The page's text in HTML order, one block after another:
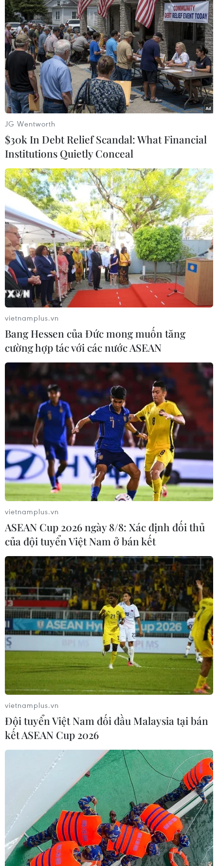
Nga: UAV thả chất nổ gây cháy một trạm
điện tại tỉnh Belgorod
05/06/2023 01:00
Một trạm điện tại tỉnh Belgorod của Nga đã bốc cháy
với nguyên nhân được xác định là do chất nổ được thả
từ một máy bay không người lái.
UAV tấn công 2 nhà máy lọc dầu tại tỉnh
biên giới phía Nam của Nga
31/05/2023 08:33
Thống đốc tỉnh miền Nam Krasnodar, ông Veniamin
Kondratyev sáng 31/5 cho biết một đám cháy đã bùng
phát tại nhà máy lọc dầu Afipsky ở Kuban do bị máy
bay không người lái (UAV) tấn công.
Nga: Thủ đô Moskva bị tấn công bằng
UAV, một số tòa nhà bị hư hại
30/05/2023 15:16
Bộ Quốc phòng Nga cho biết hệ thống tên lửa đất đối
không Pantsir-S của nước này đã bắn hạ 5 trong số 8
UAV tấn công, trong khi 3 UAV còn lại bị vô hiệu hóa
bằng phương tiện tác chiến điện tử.
JG Wentworth
$30k In Debt Relief Scandal: What Financial
Institutions Quietly Conceal
vietnamplus.vn
Bang Hessen của Đức mong muốn tăng
cường hợp tác với các nước ASEAN
vietnamplus.vn
ASEAN Cup 2026 ngày 8/8: Xác định đối thủ
của đội tuyển Việt Nam ở bán kết
vietnamplus.vn
Đội tuyển Việt Nam đối đầu Malaysia tại bán
kết ASEAN Cup 2026